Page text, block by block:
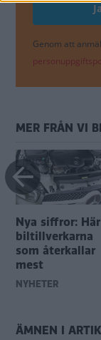
Genom att
MER FRÅN VI
Nya siffror:
biltillverkarna
som återkallar
mest
NYHETER
ÄMNEN I